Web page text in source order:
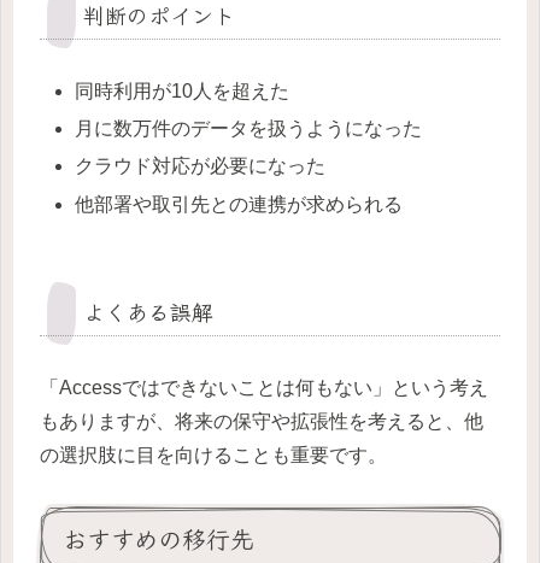
判断のポイント
同時利用が10人を超えた
月に数万件のデータを扱うようになった
クラウド対応が必要になった
他部署や取引先との連携が求められる
よくある誤解
「Accessではできないことは何もない」という考え
もありますが、将来の保守や拡張性を考えると、他
の選択肢に目を向けることも重要です。
おすすめの移行先